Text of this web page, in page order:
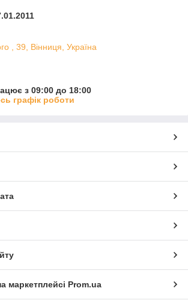
, 39, Вінниця, Україна
з 09:00 до 18:00
графік роботи
маркетплейсі Prom.ua